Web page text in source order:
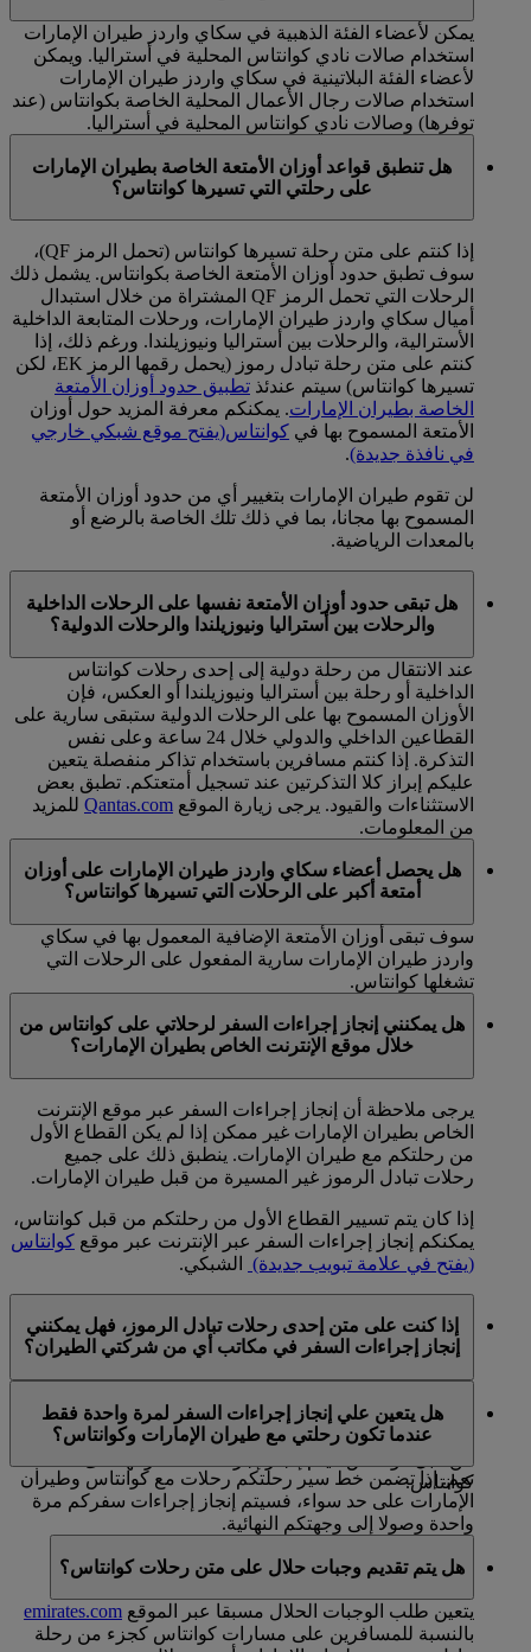
يمكن لأعضاء الفئة الذهبية في سكاي واردز طيران الإمارات
استخدام صالات نادي كوانتاس المحلية في أستراليا. ويمكن
لأعضاء الفئة البلاتينية في سكاي واردز طيران الإمارات
استخدام صالات رجال الأعمال المحلية الخاصة بكوانتاس (عند
توفرها) وصالات نادي كوانتاس المحلية في أستراليا.
هل تنطبق قواعد أوزان الأمتعة الخاصة بطيران الإمارات
على رحلتي التي تسيرها كوانتاس؟
إذا كنتم على متن رحلة تسيرها كوانتاس (تحمل الرمز QF)،
سوف تطبق حدود أوزان الأمتعة الخاصة بكوانتاس. يشمل ذلك
الرحلات التي تحمل الرمز QF المشتراة من خلال استبدال
أميال سكاي واردز طيران الإمارات، ورحلات المتابعة الداخلية
الأسترالية، والرحلات بين أستراليا ونيوزيلندا. ورغم ذلك، إذا
كنتم على متن رحلة تبادل رموز (يحمل رقمها الرمز EK، لكن
تسيرها كوانتاس) سيتم عندئذ تطبيق حدود أوزان الأمتعة
الخاصة بطيران الإمارات. يمكنكم معرفة المزيد حول أوزان
الأمتعة المسموح بها في كوانتاس(يفتح موقع شبكي خارجي
في نافذة جديدة).
لن تقوم طيران الإمارات بتغيير أي من حدود أوزان الأمتعة
المسموح بها مجانا، بما في ذلك تلك الخاصة بالرضع أو
بالمعدات الرياضية.
هل تبقى حدود أوزان الأمتعة نفسها على الرحلات الداخلية
والرحلات بين أستراليا ونيوزيلندا والرحلات الدولية؟
عند الانتقال من رحلة دولية إلى إحدى رحلات كوانتاس
الداخلية أو رحلة بين أستراليا ونيوزيلندا أو العكس، فإن
الأوزان المسموح بها على الرحلات الدولية ستبقى سارية على
القطاعين الداخلي والدولي خلال 24 ساعة وعلى نفس
التذكرة. إذا كنتم مسافرين باستخدام تذاكر منفصلة يتعين
عليكم إبراز كلا التذكرتين عند تسجيل أمتعتكم. تطبق بعض
الاستثناءات والقيود. يرجى زيارة الموقع Qantas.com للمزيد
من المعلومات.
هل يحصل أعضاء سكاي واردز طيران الإمارات على أوزان
أمتعة أكبر على الرحلات التي تسيرها كوانتاس؟
سوف تبقى أوزان الأمتعة الإضافية المعمول بها في سكاي
واردز طيران الإمارات سارية المفعول على الرحلات التي
تشغلها كوانتاس.
هل يمكنني إنجاز إجراءات السفر لرحلاتي على كوانتاس من
خلال موقع الإنترنت الخاص بطيران الإمارات؟
يرجى ملاحظة أن إنجاز إجراءات السفر عبر موقع الإنترنت
الخاص بطيران الإمارات غير ممكن إذا لم يكن القطاع الأول
من رحلتكم مع طيران الإمارات. ينطبق ذلك على جميع
رحلات تبادل الرموز غير المسيرة من قبل طيران الإمارات.
إذا كان يتم تسيير القطاع الأول من رحلتكم من قبل كوانتاس،
يمكنكم إنجاز إجراءات السفر عبر الإنترنت عبر موقع كوانتاس
(يفتح في علامة تبويب جديدة)
الشبكي.
إذا كنت على متن إحدى رحلات تبادل الرموز، فهل يمكنني
إنجاز إجراءات السفر في مكاتب أي من شركتي الطيران؟
طيران الإمارات فيتعين عليكم إنجاز إجراءات السفر لدى
مكتب طيران الإمارات، أما بالنسبة للرحلات التي يتم تسييرها
كوانتاس.
هل يتعين علي إنجاز إجراءات السفر لمرة واحدة فقط
عندما تكون رحلتي مع طيران الإمارات وكوانتاس؟
نعم. إذا تضمن خط سير رحلتكم رحلات مع كوانتاس وطيران
الإمارات على حد سواء، فسيتم إنجاز إجراءات سفركم مرة
واحدة وصولا إلى وجهتكم النهائية.
هل يتم تقديم وجبات حلال على متن رحلات كوانتاس؟
يتعين طلب الوجبات الحلال مسبقا عبر الموقع emirates.com
بالنسبة للمسافرين على مسارات كوانتاس كجزء من رحلة